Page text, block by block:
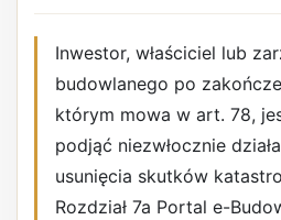
Inwestor, właściciel lub
budowlanego po
którym mowa w art. 78,
podjąć niezwłocznie
usunięcia skutków
Rozdział 7a Portal e-